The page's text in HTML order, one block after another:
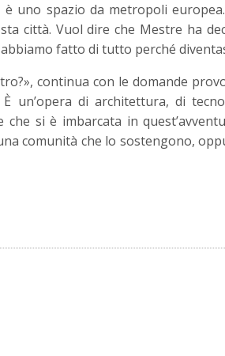
uno spazio da metropoli
città. Vuol dire che Mestre ha
fatto di tutto perché
continua con le domande
un’opera di architettura, di
si è imbarcata in
comunità che lo sostengono,